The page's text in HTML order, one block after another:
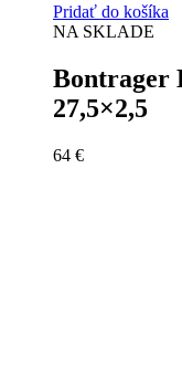
Pridať do košíka
NA SKLADE
Bontrager
27,5×2,5
64 €